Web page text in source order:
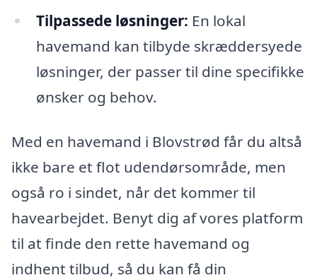
Tilpassede løsninger: En lokal
havemand kan tilbyde skræddersyede
løsninger, der passer til dine specifikke
ønsker og behov.
Med en havemand i Blovstrød får du altså
ikke bare et flot udendørsområde, men
også ro i sindet, når det kommer til
havearbejdet. Benyt dig af vores platform
til at finde den rette havemand og
indhent tilbud, så du kan få din